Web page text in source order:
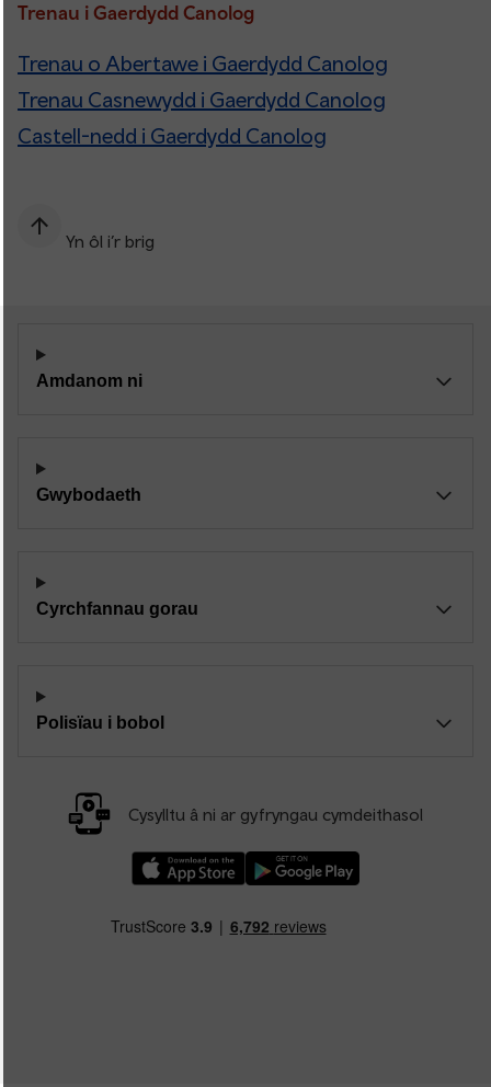
Trenau i Gaerdydd Canolog
Trenau o Abertawe i Gaerdydd Canolog
Trenau Casnewydd i Gaerdydd Canolog
Castell-nedd i Gaerdydd Canolog
Yn ôl i’r brig
Amdanom ni
Gwybodaeth
Cyrchfannau gorau
Polisïau i bobol
Cysylltu â ni ar gyfryngau cymdeithasol